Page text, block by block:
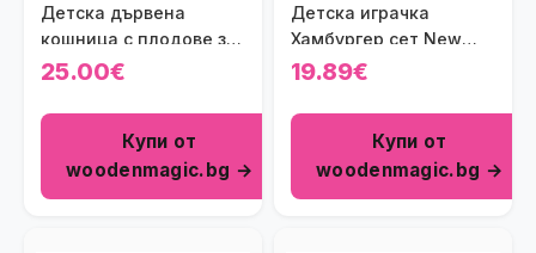
Детска дървена
кошница с плодове за
рязане New Classic
25.00€
Купи от
woodenmagic.bg →
Детска играчка
Хамбургер сет New
Classic Toys
19.89€
Купи от
woodenmagic.bg →